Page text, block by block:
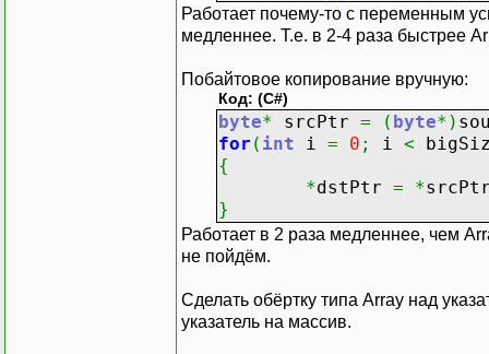
Работает почему-то с переменным
медленнее. Т.е. в 2-4 раза быстрее
Побайтовое копирование вручную:
Код: (C#)
byte* srcPtr = ( byte* )
for ( int i = 0 ; i <
{
*dstPtr = *
}
Работает в 2 раза медленнее, чем
не пойдём.
Сделать обёртку типа Array над
указатель на массив.